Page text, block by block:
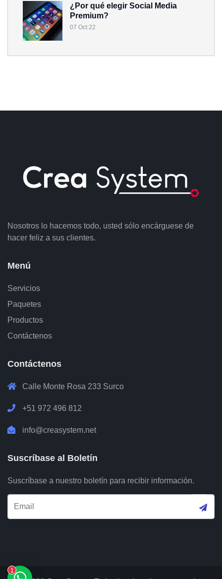
¿Por qué elegir Social Media
Premium?
07 Oct 22
Nosotros lo hacemos todo, usted sólo encárguese de
hacer feliz a sus clientes.
Menú
Servicios
Paquetes
Productos
Contáctenos
Contáctenos
Calle Monte Rosa 233 Surco
+51 972 496 812
info@creasystem.net
Suscríbase al Boletín
Suscríbase a nuestro boletín para recibir información.
1